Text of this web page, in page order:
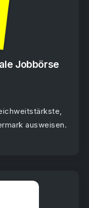
Jobbörse
ausweisen.